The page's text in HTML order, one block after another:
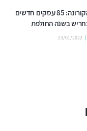
למרות הקורונה: 85 עסקים חדשים
בשנה החולפת
23/01/2022